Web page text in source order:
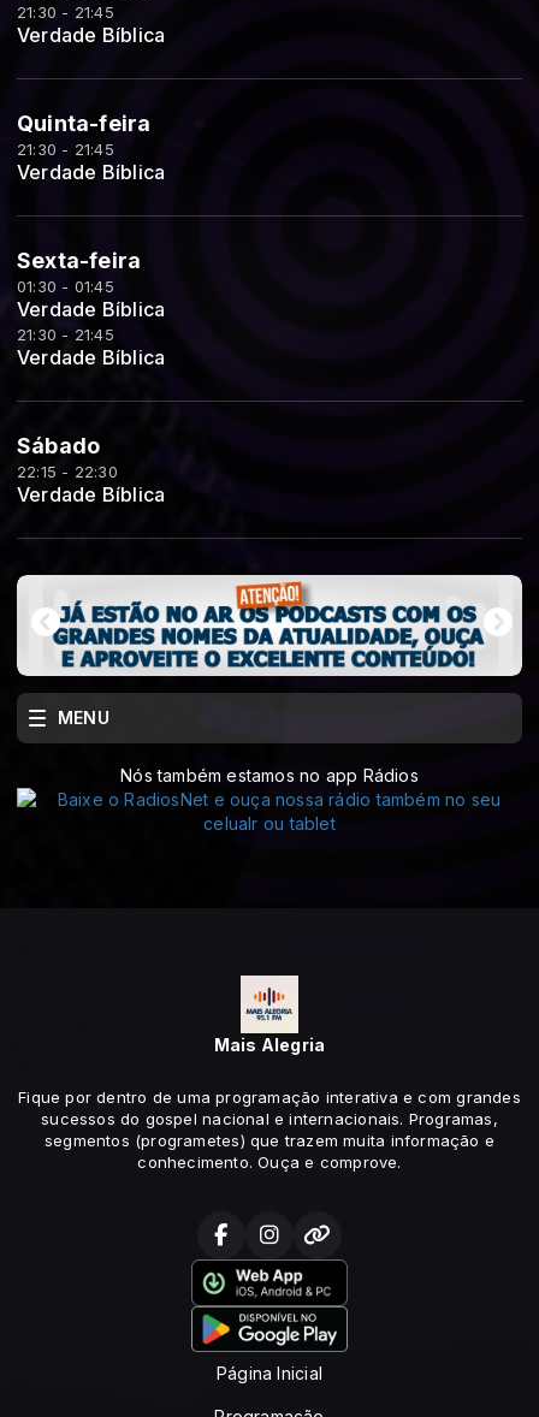
21:30 - 21:45
Verdade Bíblica
Quinta-feira
21:30 - 21:45
Verdade Bíblica
Sexta-feira
01:30 - 01:45
Verdade Bíblica
21:30 - 21:45
Verdade Bíblica
Sábado
22:15 - 22:30
Verdade Bíblica
MENU
Nós também estamos no app Rádios
Mais Alegria
Fique por dentro de uma programação interativa e com grandes
sucessos do gospel nacional e internacionais. Programas,
segmentos (programetes) que trazem muita informação e
conhecimento. Ouça e comprove.
Página Inicial